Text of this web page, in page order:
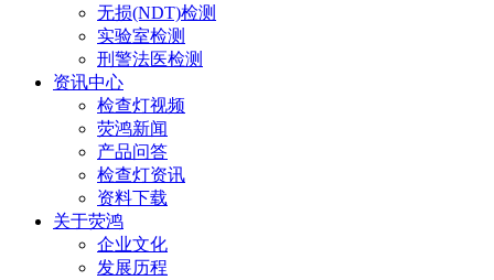
无损(NDT)检测
实验室检测
刑警法医检测
资讯中心
检查灯视频
荧鸿新闻
产品问答
检查灯资讯
资料下载
关于荧鸿
企业文化
发展历程